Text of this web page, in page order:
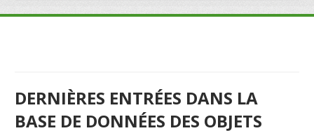
DERNIÈRES ENTRÉES DANS LA
BASE DE DONNÉES DES OBJETS